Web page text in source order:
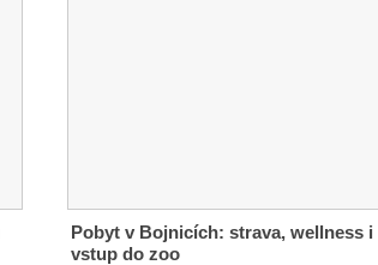
Pobyt v Bojnicích: strava, wellness i
vstup do zoo